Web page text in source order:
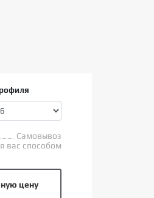
Самовывоз
вас способом
цену